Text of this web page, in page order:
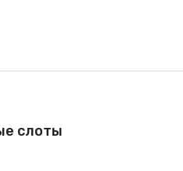
слоты